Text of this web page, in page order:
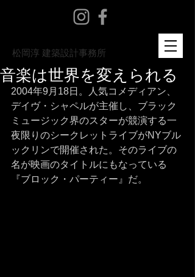
​松岡淳 建築設計事務所
音楽は世界を変えられる
2004年9月18日。人気コメディアン、
デイヴ・シャペルが主催し、ブラック
ミュージック界のスターが競演する一
夜限りのシークレットライブがNYブル
ックリンで開催された。そのライブの
名が映画のタイトルにもなっている
『ブロック・パーティー』だ。